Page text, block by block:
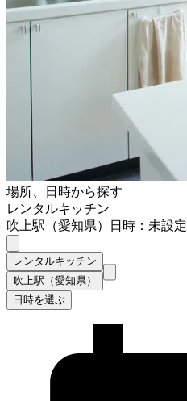
場所、日時から探す
レンタルキッチン
吹上駅（愛知県）
日時：未設定
レンタルキッチン
吹上駅（愛知県）
日時を選ぶ